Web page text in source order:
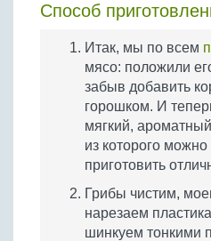
Способ
Итак, мы по всем
мясо: положили
забыв добавить
горошком. И
мягкий,
из которого
приготовить
Грибы чистим,
нарезаем
шинкуем тонкими